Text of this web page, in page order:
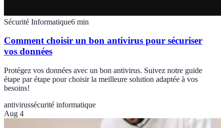
Sécurité Informatique6 min
Comment choisir un bon antivirus pour sécuriser
vos données
Protégez vos données avec un bon antivirus. Suivez notre guide
étape par étape pour choisir la meilleure solution adaptée à vos
besoins!
antivirussécurité informatique
Aug 4